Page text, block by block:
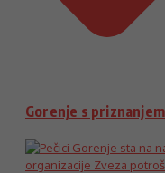
Gorenje s